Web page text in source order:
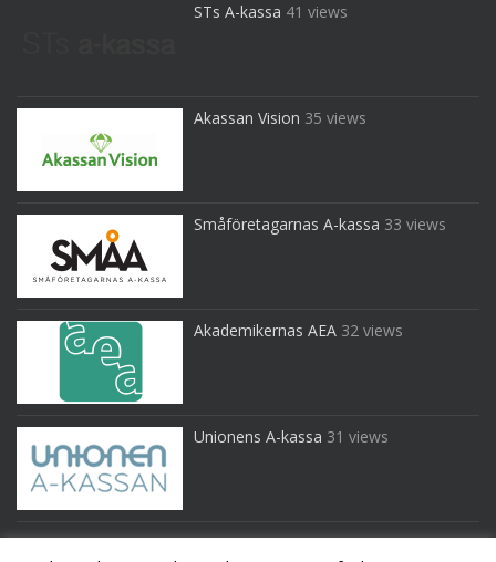
STs A-kassa 41 views
Akassan Vision 35 views
Småföretagarnas A-kassa 33 views
Akademikernas AEA 32 views
Unionens A-kassa 31 views